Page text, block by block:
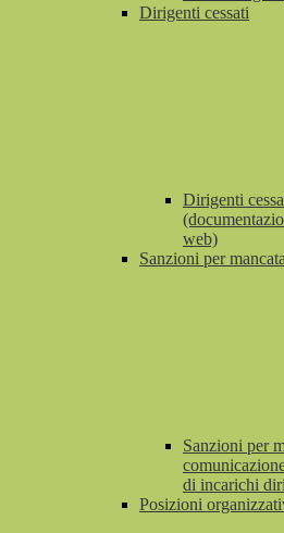
Dirigenti cessati
Dirigenti
web)
Sanzioni per
Sanzioni per
di incarichi
Posizioni